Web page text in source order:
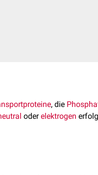
, die
oderelektrogen
zur